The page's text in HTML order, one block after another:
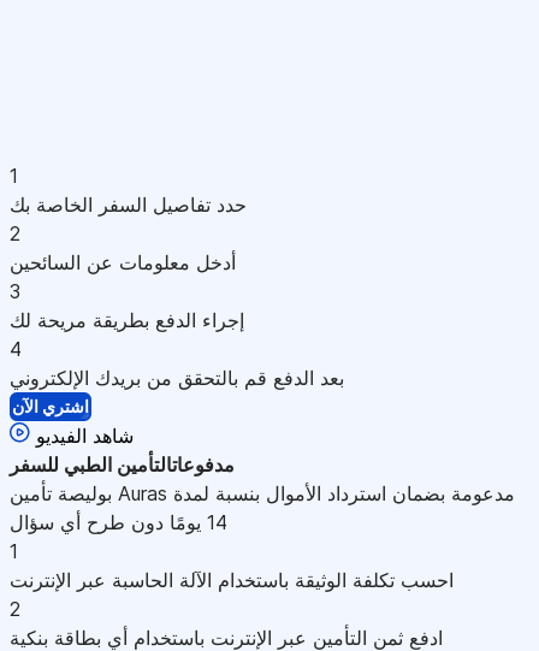
1
حدد تفاصيل السفر الخاصة بك
2
أدخل معلومات عن السائحين
3
إجراء الدفع بطريقة مريحة لك
4
بعد الدفع قم بالتحقق من بريدك الإلكتروني
اشتري الآن
شاهد الفيديو
مدفوعاتالتأمين الطبي للسفر
بوليصة تأمين Auras مدعومة بضمان استرداد الأموال بنسبة لمدة
14 يومًا دون طرح أي سؤال
1
احسب تكلفة الوثيقة باستخدام الآلة الحاسبة عبر الإنترنت
2
ادفع ثمن التأمين عبر الإنترنت باستخدام أي بطاقة بنكية